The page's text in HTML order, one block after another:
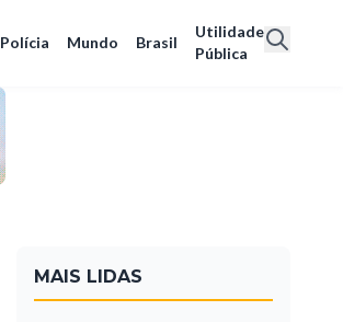
Polícia Mundo Brasil
Utilidade
Pública
MAIS LIDAS